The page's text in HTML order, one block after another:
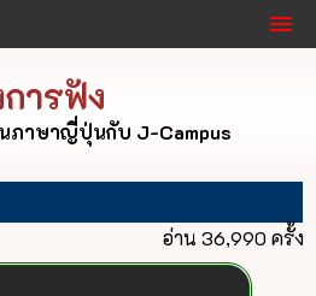
ารฟัง
นภาษาญี่ปุ่นกับ J-Campus
อ่าน 36,990 ครั้ง